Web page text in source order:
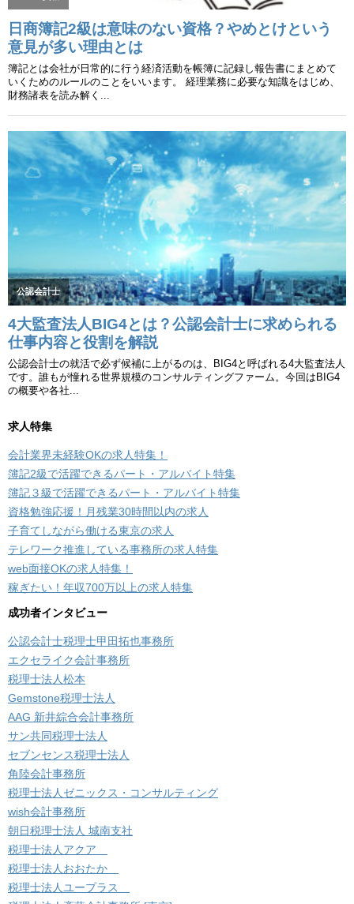
求人特集
会計業界未経験OKの求人特集！
簿記2級で活躍できるパート・アルバイト特集
簿記３級で活躍できるパート・アルバイト特集
資格勉強応援！月残業30時間以内の求人
子育てしながら働ける東京の求人
テレワーク推進している事務所の求人特集
web面接OKの求人特集！
稼ぎたい！年収700万以上の求人特集
成功者インタビュー
公認会計士税理士甲田拓也事務所
エクセライク会計事務所
税理士法人松本
Gemstone税理士法人
AAG 新井綜合会計事務所
サン共同税理士法人
セブンセンス税理士法人
角陸会計事務所
税理士法人ゼニックス・コンサルティング
wish会計事務所
朝日税理士法人 城南支社
税理士法人アクア
税理士法人おおたか
税理士法人ユープラス